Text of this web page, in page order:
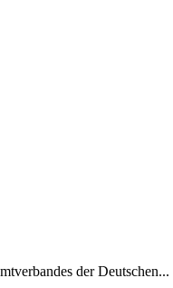
der Deutschen...